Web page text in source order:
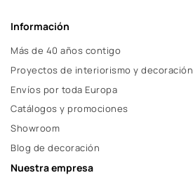
Información
Más de 40 años contigo
Proyectos de interiorismo y decoración
Envíos por toda Europa
Catálogos y promociones
Showroom
Blog de decoración
Nuestra empresa